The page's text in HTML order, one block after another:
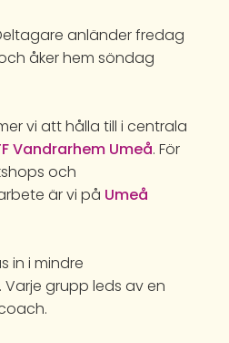
anländer fredag
åker hem söndag
vi att hålla till i centrala
Vandrarhem Umeå. För
och
är vi på Umeå
in i mindre
grupp leds av en